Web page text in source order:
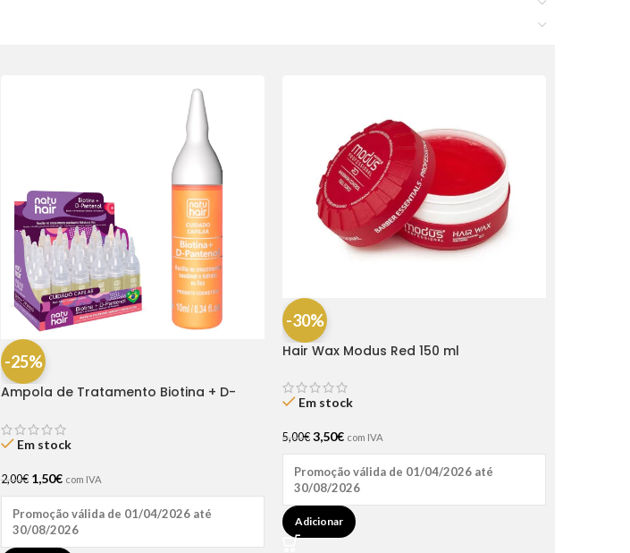
-25%
Ampola de Tratamento Biotina + D-
Em stock
2,00€ 1,50€ com IVA
Promoção válida de 01/04/2026 até
30/08/2026
-30%
Hair Wax Modus Red 150 ml
Em stock
5,00€ 3,50€ com IVA
Promoção válida de 01/04/2026 até
30/08/2026
Adicionar